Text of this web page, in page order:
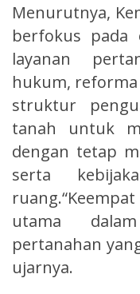
Menurutnya,
berfokus pada
layanan
hukum,
struktur
tanah untuk
dengan tetap
serta
utama
pertanahan
ujarnya.